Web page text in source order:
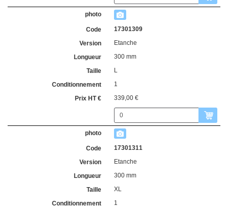
17301309
Etanche
300 mm
L
1
339,00 €
17301311
Etanche
300 mm
XL
1